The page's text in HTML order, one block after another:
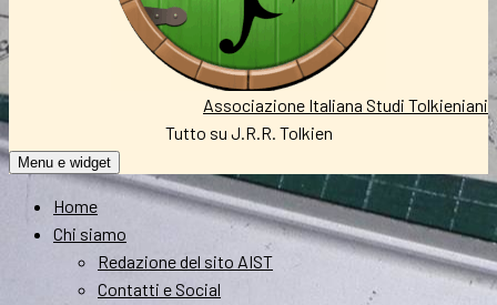
Associazione Italiana Studi Tolkieniani
Tutto su J.R.R. Tolkien
Menu e widget
Home
Chi siamo
Redazione del sito AIST
Contatti e Social